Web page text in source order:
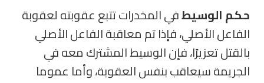
حكم الوسيطفي المخدرات تتبع عقوبته لعقوبة
الفاعل الأصلي، فإذا تم معاقبة الفاعل الأصلي
بالقتل تعزيرًا، فإن الوسيط المشترك معه في
الجريمة سيعاقب بنفس العقوبة، وأما عموما